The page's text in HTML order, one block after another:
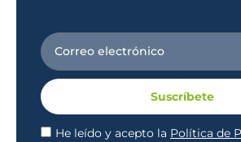
He leído y acepto la Política de
Suscríbete